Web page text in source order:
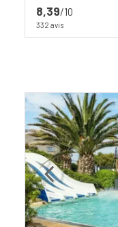
8,39/10
332 avis
Previous